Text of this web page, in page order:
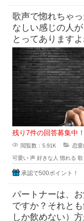
歌声で惚れちゃった
なしい感じの人
とってあります
他の要素は無視
残り7件の回答募集中！
閲覧数：5.91K 恋愛
可愛い 声 好きな人 惚れる 歌
承認で500ポイント！
パートナーは、
ですか？それと
しか飲めない）方が良い